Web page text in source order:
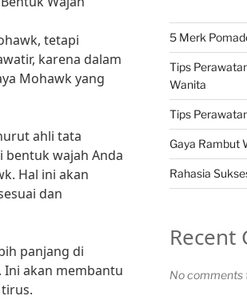
tetapi
karena dalam
Mohawk yang
ahli tata
bentuk wajah Anda
Hal ini akan
dan
panjang di
Ini akan membantu
5 Merk
Tips
Wanita
Tips
Gaya Rambut
Rahasia
Recent
No comments